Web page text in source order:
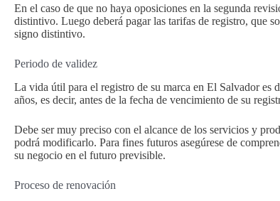
En el caso de que no haya oposiciones en la segunda
distintivo. Luego deberá pagar las tarifas de registro, que
signo distintivo.
Periodo de validez
La vida útil para el registro de su marca en El Salvador es
años, es decir, antes de la fecha de vencimiento de su
Debe ser muy preciso con el alcance de los servicios y
podrá modificarlo. Para fines futuros asegúrese de
su negocio en el futuro previsible.
Proceso de renovación